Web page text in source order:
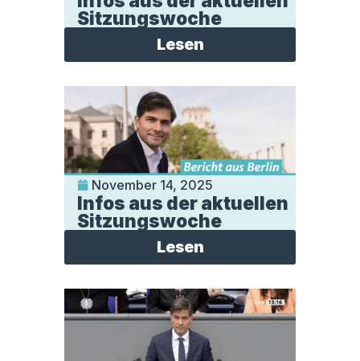
Sitzungswoche
Lesen
November 14, 2025
Infos aus der aktuellen
Sitzungswoche
Lesen